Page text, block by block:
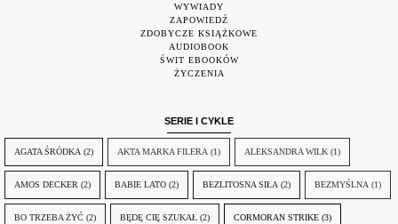
WYWIADY
ZAPOWIEDŹ
ZDOBYCZE KSIĄŻKOWE
AUDIOBOOK
ŚWIT EBOOKÓW
ŻYCZENIA
SERIE I CYKLE
AGATA ŚRÓDKA (2) AKTA MARKA FILERA (1) ALEKSANDRA WILK (1)
AMOS DECKER (2) BABIE LATO (2) BEZLITOSNA SIŁA (2) BEZMYŚLNA (1)
BO TRZEBA ŻYĆ (2) BĘDĘ CIĘ SZUKAŁ (2) CORMORAN STRIKE (3)